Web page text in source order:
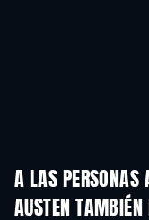
A LAS PERSONAS
AUSTEN TAMBIÉN
TV